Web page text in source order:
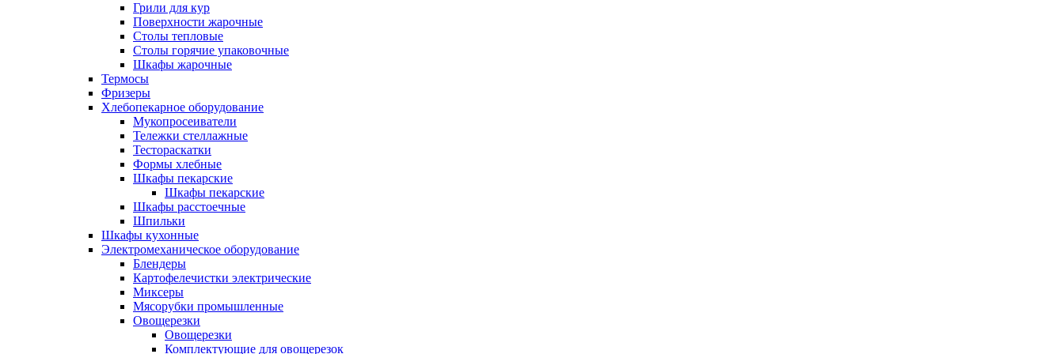
Грили для кур
Поверхности жарочные
Столы тепловые
Столы горячие упаковочные
Шкафы жарочные
Термосы
Фризеры
Хлебопекарное оборудование
Мукопросеиватели
Тележки стеллажные
Тестораскатки
Формы хлебные
Шкафы пекарские
Шкафы пекарские
Шкафы расстоечные
Шпильки
Шкафы кухонные
Электромеханическое оборудование
Блендеры
Картофелечистки электрические
Миксеры
Мясорубки промышленные
Овощерезки
Овощерезки
Комплектующие для овощерезок